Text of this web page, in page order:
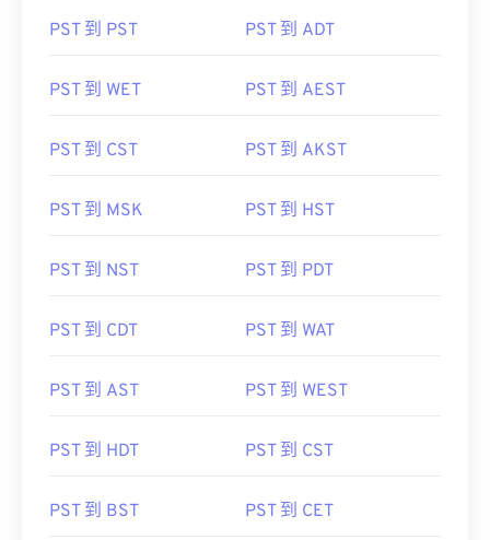
PST 到 PST PST 到 ADT
PST 到 WET PST 到 AEST
PST 到 CST PST 到 AKST
PST 到 MSK PST 到 HST
PST 到 NST PST 到 PDT
PST 到 CDT PST 到 WAT
PST 到 AST PST 到 WEST
PST 到 HDT PST 到 CST
PST 到 BST PST 到 CET